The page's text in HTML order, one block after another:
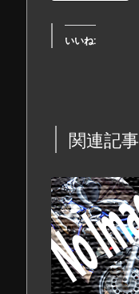
いいね:
関連記事